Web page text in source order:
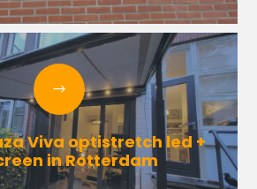
Viva optistretch led +
in Rotterdam